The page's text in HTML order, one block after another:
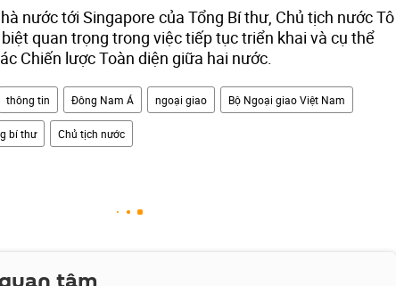
nước tới Singapore của Tổng Bí thư, Chủ tịch nước Tô
quan trọng trong việc tiếp tục triển khai và cụ thể
Chiến lược Toàn diện giữa hai nước.
thông tin Đông Nam Á ngoại giao Bộ Ngoại giao Việt Nam
bí thư Chủ tịch nước